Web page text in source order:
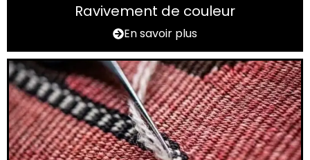
Ravivement de couleur
En savoir plus